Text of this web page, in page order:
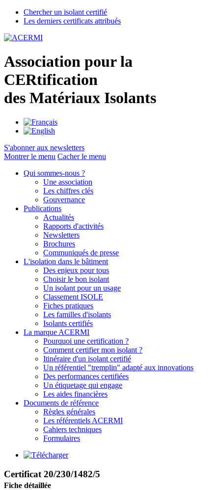
Chercher un isolant certifié
Les derniers certificats attribués
Association pour la
CERtification
des Matériaux Isolants
S'abonner aux newsletters
Montrer le menu Cacher le menu
Qui sommes-nous ?
Une association
Les chiffres clés
Gouvernance
Publications
Actualités
Rapports d'activités
Newsletters
Brochures
Communiqués de presse
L'isolation dans le bâtiment
Des enjeux pour tous
Choisir le bon isolant
Un isolant pour un usage
Classement ISOLE
Fiches pratiques
Les familles d'isolants
Isolants certifiés
La marque ACERMI
Pourquoi une certification ?
Comment certifier mon isolant ?
Itinéraire d'un isolant certifié
Un référentiel "tremplin" adapté aux innovations
Des performances certifiées
Un étiquetage qui engage
Les aides financières
Documents de référence
Règles générales
Les référentiels ACERMI
Cahiers techniques
Formulaires
Certificat 20/230/1482/5
Fiche détaillée